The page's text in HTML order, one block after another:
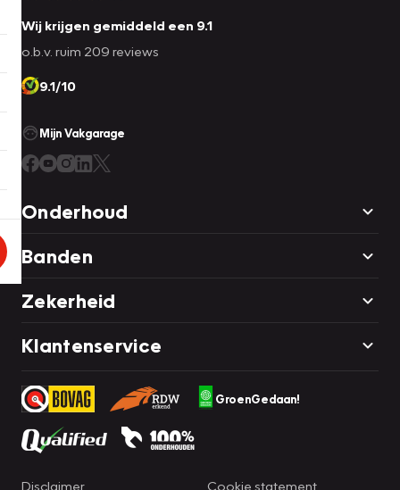
Wij krijgen gemiddeld een 9.1
o.b.v. ruim 209 reviews
9.1/10
Mijn Vakgarage
Onderhoud
Banden
Zekerheid
Klantenservice
GroenGedaan!
Disclaimer Cookie statement